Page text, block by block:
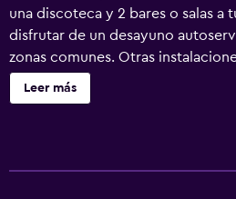
una discoteca y 2 bares o salas a
disfrutar de un desayuno
zonas comunes. Otras
cafetería, un centro de
asistencia. The Birchwood ofrece
Leer más